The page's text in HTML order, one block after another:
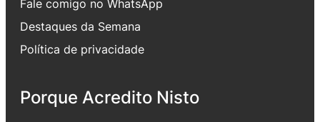
Fale comigo no WhatsApp
Destaques da Semana
Política de privacidade
Porque Acredito Nisto